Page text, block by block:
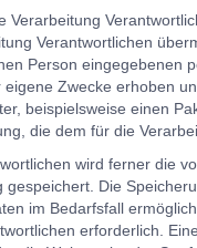
Verantwortlichen
Person eingegebenen
Zwecke erhoben
beispielsweise einen
die dem für die
wird ferner die
Die
im Bedarfsfall
erforderlich.